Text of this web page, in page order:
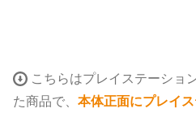
こちらはプレイステーショ
た商品で、 本体正面にプレイ